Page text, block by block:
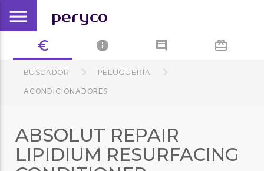
menu peryco
euro_symbol info comment card_giftcard
BUSCADOR PELUQUERÍA
ACONDICIONADORES
ABSOLUT REPAIR
LIPIDIUM RESURFACING